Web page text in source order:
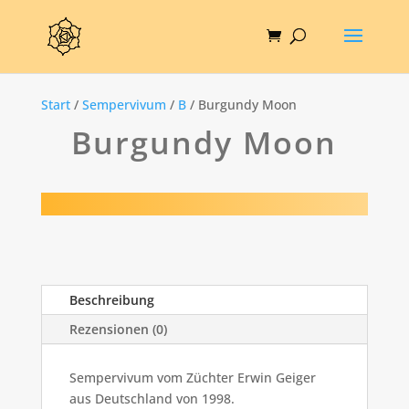
Start/ Sempervivum / B/ Burgundy Moon
Burgundy Moon
Beschreibung
Rezensionen (0)
Sempervivum vom Züchter Erwin Geiger
aus Deutschland von 1998.